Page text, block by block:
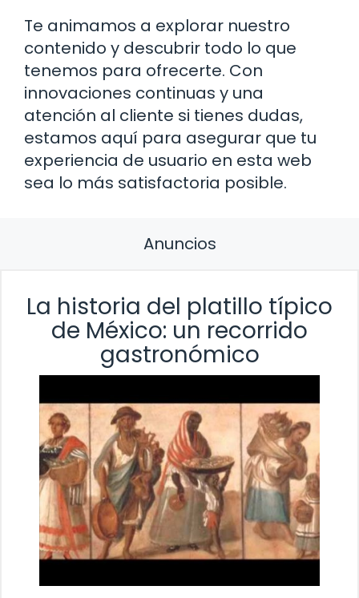
Te animamos a explorar nuestro
contenido y descubrir todo lo que
tenemos para ofrecerte. Con
innovaciones continuas y una
atención al cliente si tienes dudas,
estamos aquí para asegurar que tu
experiencia de usuario en esta web
sea lo más satisfactoria posible.
Anuncios
La historia del platillo típico
de México: un recorrido
gastronómico